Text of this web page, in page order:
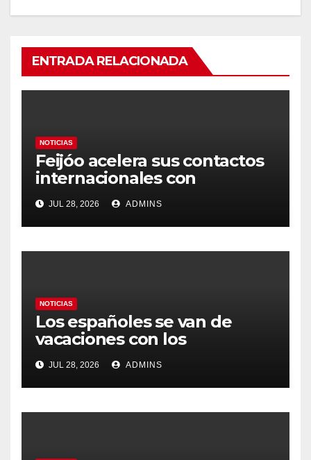
ENTRADA RELACIONADA
NOTICIAS
Feijóo acelera sus contactos
internacionales con
Latinoamérica como socio
prioritario en su agenda de
gobierno
JUL 28, 2026 ADMINS
NOTICIAS
Los españoles se van de
vacaciones con los
carburantes hasta un 21%
más caros que el año pasado
y los hoteles disparados
JUL 28, 2026 ADMINS